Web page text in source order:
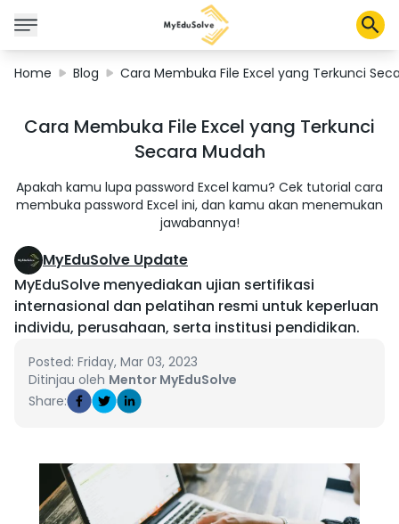
Corporate Solutions
About Us
Shop
My Cart
Profile
Home Blog Cara Membuka File Excel yang Terkunci
Cara Membuka File Excel yang Terkunci
Secara Mudah
Apakah kamu lupa password Excel kamu? Cek tutorial cara
membuka password Excel ini, dan kamu akan menemukan
jawabannya!
MyEduSolve Update
MyEduSolve menyediakan ujian sertifikasi
internasional dan pelatihan resmi untuk keperluan
individu, perusahaan, serta institusi pendidikan.
Posted: Friday, Mar 03, 2023
Ditinjau oleh Mentor MyEduSolve
Share: